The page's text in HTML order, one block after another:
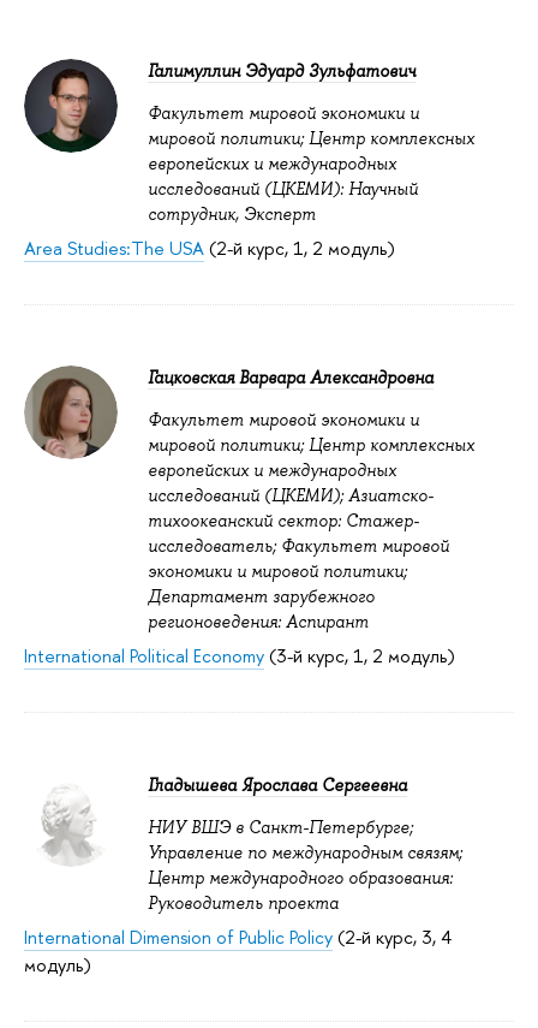
Галимуллин Эдуард Зульфатович
Факультет мировой экономики и
мировой политики; Центр комплексных
европейских и международных
исследований (ЦКЕМИ): Научный
сотрудник, Эксперт
Area Studies:The USA(2-й курс, 1, 2 модуль)
Гацковская Варвара Александровна
Факультет мировой экономики и
мировой политики; Центр комплексных
европейских и международных
исследований (ЦКЕМИ); Азиатско-
тихоокеанский сектор: Стажер-
исследователь; Факультет мировой
экономики и мировой политики;
Департамент зарубежного
регионоведения: Аспирант
International Political Economy(3-й курс, 1, 2 модуль)
Гладышева Ярослава Сергеевна
НИУ ВШЭ в Санкт-Петербурге;
Управление по международным связям;
Центр международного образования:
Руководитель проекта
International Dimension of Public Policy(2-й курс, 3, 4
модуль)